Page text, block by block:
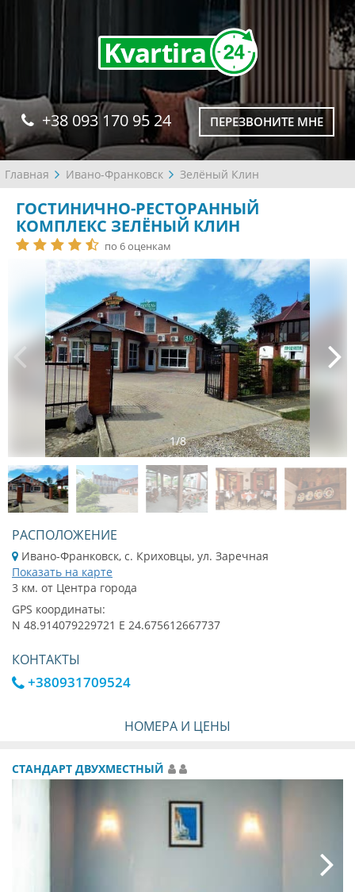
+38 093 170 95 24 ПЕРЕЗВОНИТЕ МНЕ
Главная Ивано-Франковск Зелёный Клин
ГОСТИНИЧНО-РЕСТОРАННЫЙ
КОМПЛЕКС ЗЕЛЁНЫЙ КЛИН
по 6 оценкам
1/8
РАСПОЛОЖЕНИЕ
Ивано-Франковск, с. Криховцы, ул. Заречная
Показать на карте
3 км. от Центра города
GPS координаты:
N 48.914079229721 E 24.675612667737
КОНТАКТЫ
+380931709524
НОМЕРА И ЦЕНЫ
СТАНДАРТ ДВУХМЕСТНЫЙ